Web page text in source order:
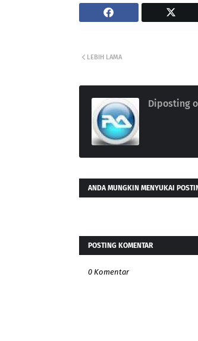
LEBIH LAMA
Diposting
ANDA MUNGKIN MENYUKAI
POSTING KOMENTAR
0 Komentar